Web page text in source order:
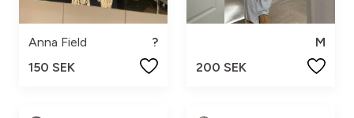
Anna Field
?
150 SEK
M
200 SEK